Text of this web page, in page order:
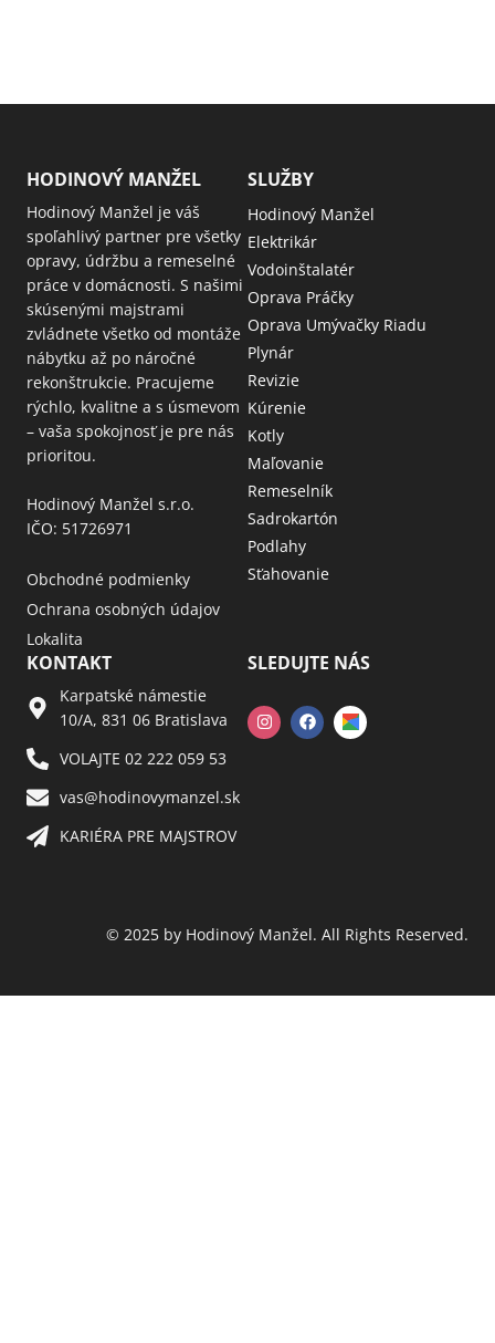
HODINOVÝ MANŽEL
Hodinový Manžel je váš
spoľahlivý partner pre všetky
opravy, údržbu a remeselné
práce v domácnosti. S našimi
skúsenými majstrami
zvládnete všetko od montáže
nábytku až po náročné
rekonštrukcie. Pracujeme
rýchlo, kvalitne a s úsmevom
– vaša spokojnosť je pre nás
prioritou.
Hodinový Manžel s.r.o.
IČO: 51726971
Obchodné podmienky
Ochrana osobných údajov
Lokalita
SLUŽBY
Hodinový Manžel
Elektrikár
Vodoinštalatér
Oprava Práčky
Oprava Umývačky Riadu
Plynár
Revizie
Kúrenie
Kotly
Maľovanie
Remeselník
Sadrokartón
Podlahy
Sťahovanie
KONTAKT
Karpatské námestie
10/A, 831 06 Bratislava
VOLAJTE 02 222 059 53​
vas@hodinovymanzel.sk​
KARIÉRA PRE MAJSTROV​
SLEDUJTE NÁS
© 2025 by Hodinový Manžel. All Rights Reserved.